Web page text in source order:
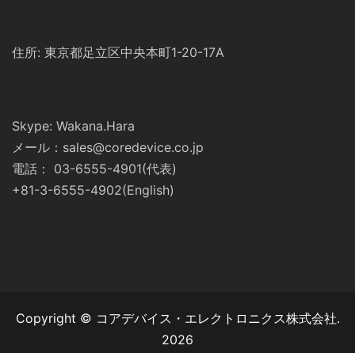
住所: 東京都足立区中央本町1-20-17A
Skype: Wakana.Hara
メール：sales@coredevice.co.jp
電話： 03-6555-4901(代表)
+81-3-6555-4902(English)
Copyright © コアデバイス・エレクトロニクス株式会社.
2026